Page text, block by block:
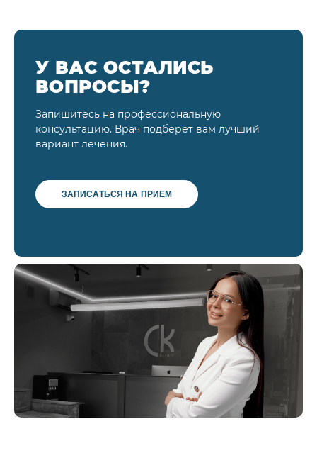
У ВАС ОСТАЛИСЬ
ВОПРОСЫ?
Запишитесь на профессиональную
консультацию. Врач подберет вам лучший
вариант лечения.
ЗАПИСАТЬСЯ НА ПРИЕМ